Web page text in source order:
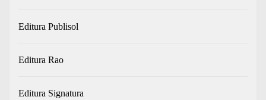
Editura Publisol
Editura Rao
Editura Signatura